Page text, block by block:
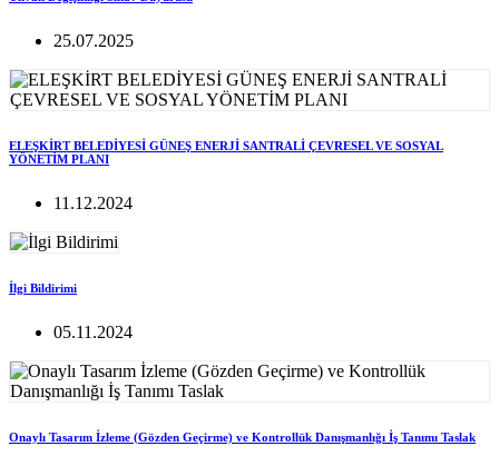
25.07.2025
ELEŞKİRT BELEDİYESİ GÜNEŞ ENERJİ SANTRALİ ÇEVRESEL VE SOSYAL
YÖNETİM PLANI
11.12.2024
İlgi Bildirimi
05.11.2024
Onaylı Tasarım İzleme (Gözden Geçirme) ve Kontrollük Danışmanlığı İş Tanımı Taslak